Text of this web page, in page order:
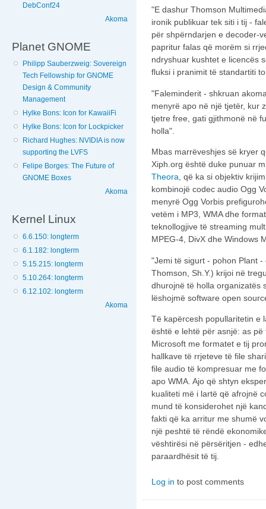
DebConf24
Akoma
Planet GNOME
Philipp Sauberzweig: Sovereign
Tech Fellowship for GNOME
Design & Community
Management
Hylke Bons: Icon for KawaiiFi
Hylke Bons: Icon for Lockpicker
Richard Hughes: NVIDIA is now
supporting the LVFS
Felipe Borges: The Future of
GNOME Boxes
Akoma
Kernel Linux
6.6.150: longterm
6.1.182: longterm
5.15.215: longterm
5.10.264: longterm
6.12.102: longterm
Akoma
"E dashur Thomson
ironik publikuar tek siti i tij -
për shpërndarjen e decoder-
papritur falas që morëm si
ndryshuar kushtet e licencës
fluksi i pranimit të standartiti
"Faleminderit - shkruan
menyrë apo në një tjetër, kur
tjetre free, gati gjithmonë në
holla".
Mbas marrëveshjes së kryer
Xiph.org është duke punuar
Theora, që ka si objektiv
kombinojë codec audio Ogg
menyrë Ogg Vorbis
vetëm i MP3, WMA dhe
teknollogjive të streaming
MPEG-4, DivX dhe Windows
"Jemi të sigurt - pohon Plant
Thomson, Sh.Y.) krijoi në
dhurojnë të holla organizatës
lëshojmë software open
Të kapërcesh popullaritetin e
është e lehtë për asnjë: as
Microsoft me formatet e tij
hallkave të rrjeteve të file
file audio të kompresuar me
apo WMA. Ajo që shtyn
kualiteti më i lartë që afrojnë
mund të konsiderohet një
fakti që ka arritur me shumë
një peshtë të rëndë
vështirësi në përsëritjen -
paraardhësit të tij.
Log in to post comments